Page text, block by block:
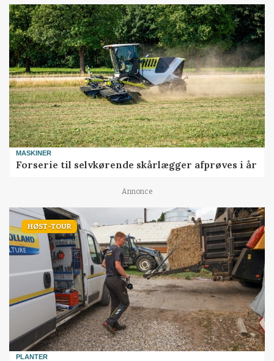
MASKINER
Forserie til selvkørende skårlægger afprøves i år
Annonce
HØST-TOUR
PLANTER